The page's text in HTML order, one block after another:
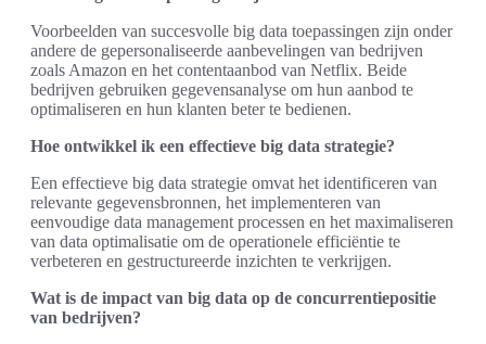
Voorbeelden van succesvolle big data toepassingen zijn onder
andere de gepersonaliseerde aanbevelingen van bedrijven
zoals Amazon en het contentaanbod van Netflix. Beide
bedrijven gebruiken gegevensanalyse om hun aanbod te
optimaliseren en hun klanten beter te bedienen.
Hoe ontwikkel ik een effectieve big data strategie?
Een effectieve big data strategie omvat het identificeren van
relevante gegevensbronnen, het implementeren van
eenvoudige data management processen en het maximaliseren
van data optimalisatie om de operationele efficiëntie te
verbeteren en gestructureerde inzichten te verkrijgen.
Wat is de impact van big data op de concurrentiepositie
van bedrijven?